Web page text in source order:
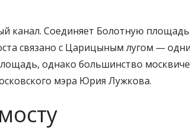
канал. Соединяет Болотную площадь
связано с Царицыным лугом —
однако большинство
мэра Юрия Лужкова.